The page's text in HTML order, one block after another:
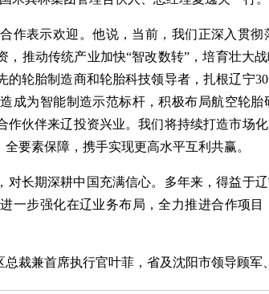
表示欢迎。他说，当前，我们正深入贯彻
推动传统产业加快“智改数转”，培育壮大
轮胎制造商和轮胎科技领导者，扎根辽宁
成为智能制造示范标杆，积极布局航空轮
伙伴来辽投资兴业。我们将持续打造市场
要素保障，携手实现更高水平互利共赢。
期深耕中国充满信心。多年来，得益于辽
一步强化在辽业务布局，全力推进合作项
兼首席执行官叶菲，省及沈阳市领导顾军